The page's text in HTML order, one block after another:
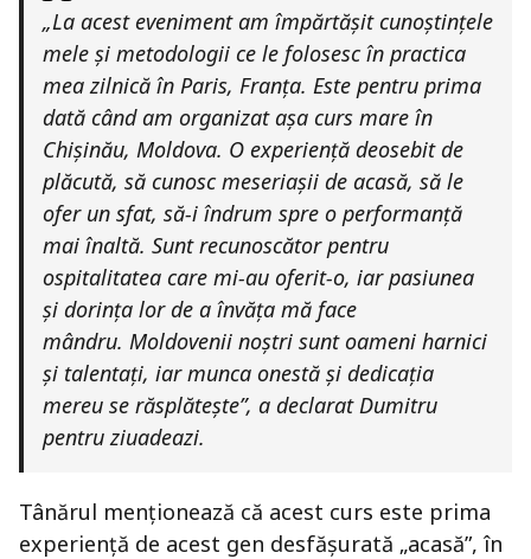
„La acest eveniment am împărtășit cunoștințele
mele și metodologii ce le folosesc în practica
mea zilnică în Paris, Franța. Este pentru prima
dată când am organizat așa curs mare în
Chișinău, Moldova. O experiență deosebit de
plăcută, să cunosc meseriașii de acasă, să le
ofer un sfat, să-i îndrum spre o performanță
mai înaltă. Sunt recunoscător pentru
ospitalitatea care mi-au oferit-o, iar pasiunea
și dorința lor de a învăța mă face
mândru. Moldovenii noștri sunt oameni harnici
și talentați, iar munca onestă și dedicația
mereu se răsplătește”, a declarat Dumitru
pentru ziuadeazi.
Tânărul menționează că acest curs este prima
experiență de acest gen desfășurată „acasă”, în